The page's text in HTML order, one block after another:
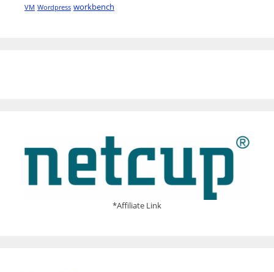
VM Wordpress workbench
*Affiliate Link